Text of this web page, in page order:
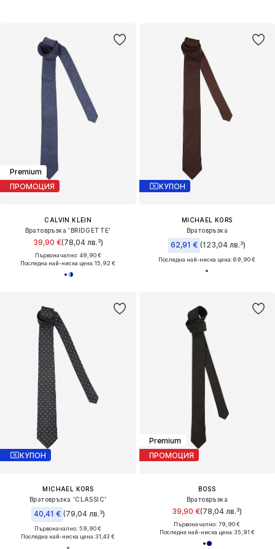
Premium
ПРОМОЦИЯ
CALVIN KLEIN
Вратовръзка 'BRIDGETTE'
39,90 €(78,04 лв.³)
Първоначално: 49,90 €
Последна най-ниска цена:15,92 €
КУПОН
MICHAEL KORS
Вратовръзка
62,91 € (123,04 лв.³)
Последна най-ниска цена:69,90 €
КУПОН
MICHAEL KORS
Вратовръзка 'CLASSIC'
40,41 € (79,04 лв.³)
Първоначално: 59,90 €
Последна най-ниска цена:31,43 €
Premium
ПРОМОЦИЯ
BOSS
Вратовръзка
39,90 €(78,04 лв.³)
Първоначално: 79,90 €
Последна най-ниска цена:35,91 €